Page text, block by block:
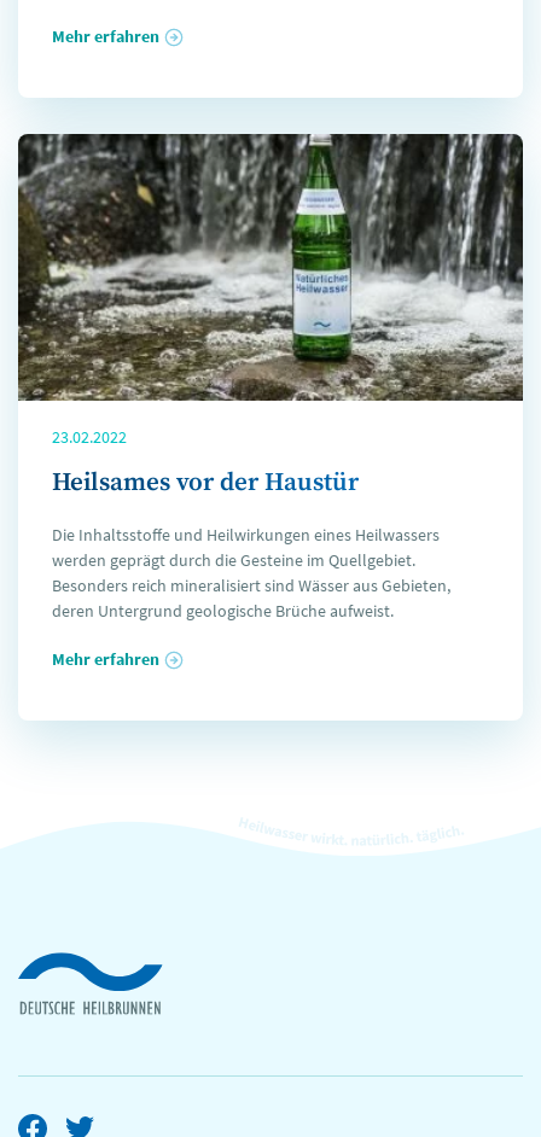
Mehr erfahren
23.02.2022
Heilsames vor der Haustür
Die Inhaltsstoffe und Heilwirkungen eines Heilwassers
werden geprägt durch die Gesteine im Quellgebiet.
Besonders reich mineralisiert sind Wässer aus Gebieten,
deren Untergrund geologische Brüche aufweist.
Mehr erfahren